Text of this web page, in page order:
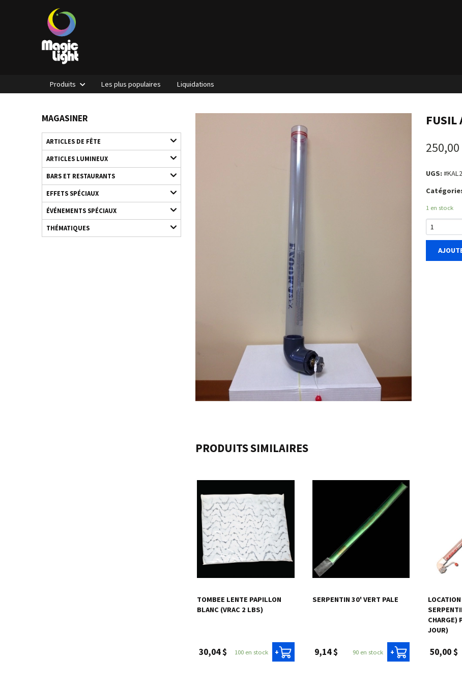
Produits Les plus populaires Liquidations
MAGASINER
ARTICLES DE FÊTE
ARTICLES LUMINEUX
BARS ET RESTAURANTS
EFFETS SPÉCIAUX
ÉVÉNEMENTS SPÉCIAUX
THÉMATIQUES
FUSIL
250,00
UGS:
1 en stock
PRODUITS SIMILAIRES
TOMBEE LENTE PAPILLON
BLANC (VRAC 2 LBS)
30,04 $ 100 en stock +
SERPENTIN 30' VERT PALE
9,14 $ 90 en stock +
CHARGE)
JOUR)
50,00 $